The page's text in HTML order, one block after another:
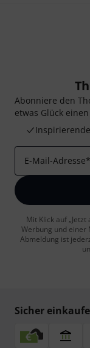
Abonniere den
etwas Glück
E-Mail-Adresse*
Mit Klick auf
Werbung und einer
Abmeldung ist
Sicher